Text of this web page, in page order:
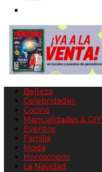
Belleza
Celebridades
Cocina
Manualidades & DIY
Eventos
Familia
Moda
Horóscopos
La Navidad